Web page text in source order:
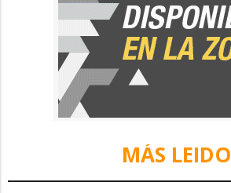
MÁS LEIDO